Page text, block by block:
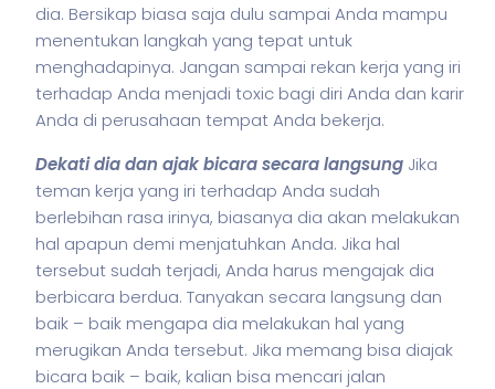
dia. Bersikap biasa saja dulu sampai Anda mampu
menentukan langkah yang tepat untuk
menghadapinya. Jangan sampai rekan kerja yang iri
terhadap Anda menjadi toxic bagi diri Anda dan karir
Anda di perusahaan tempat Anda bekerja.
Dekati dia dan ajak bicara secara langsung Jika
teman kerja yang iri terhadap Anda sudah
berlebihan rasa irinya, biasanya dia akan melakukan
hal apapun demi menjatuhkan Anda. Jika hal
tersebut sudah terjadi, Anda harus mengajak dia
berbicara berdua. Tanyakan secara langsung dan
baik – baik mengapa dia melakukan hal yang
merugikan Anda tersebut. Jika memang bisa diajak
bicara baik – baik, kalian bisa mencari jalan